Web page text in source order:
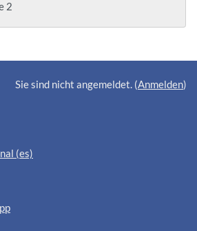
2
Sie sind nicht angemeldet. (Anmelden)
‎(es)‎